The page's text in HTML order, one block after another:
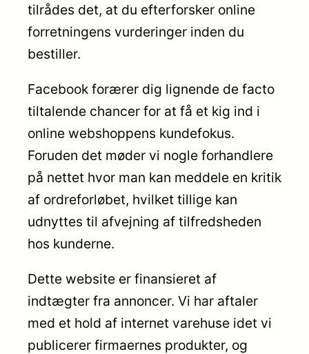
tilrådes det, at du efterforsker online
forretningens vurderinger inden du
bestiller.
Facebook forærer dig lignende de facto
tiltalende chancer for at få et kig ind i
online webshoppens kundefokus.
Foruden det møder vi nogle forhandlere
på nettet hvor man kan meddele en kritik
af ordreforløbet, hvilket tillige kan
udnyttes til afvejning af tilfredsheden
hos kunderne.
Dette website er finansieret af
indtægter fra annoncer. Vi har aftaler
med et hold af internet varehuse idet vi
publicerer firmaernes produkter, og